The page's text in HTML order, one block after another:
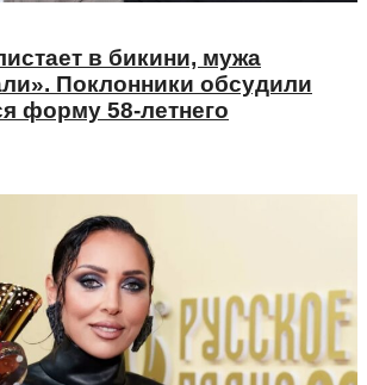
в бикини, мужа
Поклонники обсудили
форму 58-летнего